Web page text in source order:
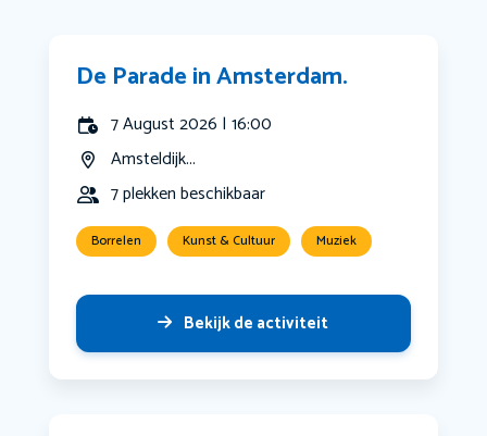
De Parade in Amsterdam.
7 August 2026 | 16:00
Amsteldijk...
7 plekken beschikbaar
Borrelen Kunst & Cultuur Muziek
Bekijk de activiteit